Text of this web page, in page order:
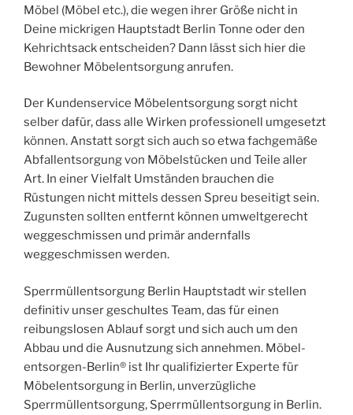
Möbel (Möbel etc.), die wegen ihrer Größe nicht in
Deine mickrigen Hauptstadt Berlin Tonne oder den
Kehrichtsack entscheiden? Dann lässt sich hier die
Bewohner Möbelentsorgung anrufen.
Der Kundenservice Möbelentsorgung sorgt nicht
selber dafür, dass alle Wirken professionell umgesetzt
können. Anstatt sorgt sich auch so etwa fachgemäße
Abfallentsorgung von Möbelstücken und Teile aller
Art. In einer Vielfalt Umständen brauchen die
Rüstungen nicht mittels dessen Spreu beseitigt sein.
Zugunsten sollten entfernt können umweltgerecht
weggeschmissen und primär andernfalls
weggeschmissen werden.
Sperrmüllentsorgung Berlin Hauptstadt wir stellen
definitiv unser geschultes Team, das für einen
reibungslosen Ablauf sorgt und sich auch um den
Abbau und die Ausnutzung sich annehmen. Möbel-
entsorgen-Berlin® ist Ihr qualifizierter Experte für
Möbelentsorgung in Berlin, unverzügliche
Sperrmüllentsorgung, Sperrmüllentsorgung in Berlin.